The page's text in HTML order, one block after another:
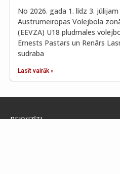
No 2026. gada 1. līdz 3.
Austrumeiropas Volejbola
(EEVZA) U18 pludmales
Ernests Pastars un Renārs
sudraba
Lasīt vairāk »
REKVIZĪTI